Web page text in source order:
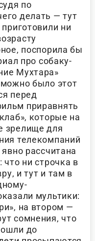
по
делать — тут
ни
поспорила бы
про собаку-
Мухтара»
было этот
перед
приравнять
которые на
зрелище для
телекомпаний
рассчитана
ни строчка в
и тут и там в
мультики:
на втором —
сомнения, что
до